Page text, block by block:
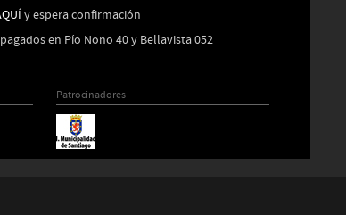
y espera confirmación
en Pío Nono 40 y Bellavista 052
Patrocinadores